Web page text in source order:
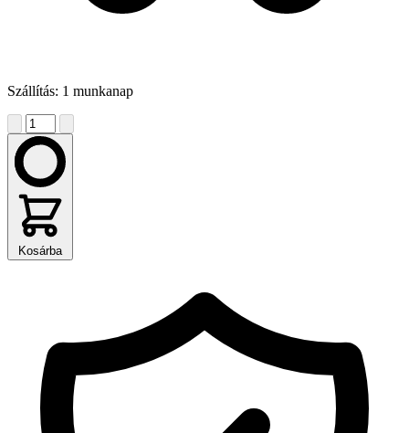
Szállítás: 1 munkanap
Kosárba